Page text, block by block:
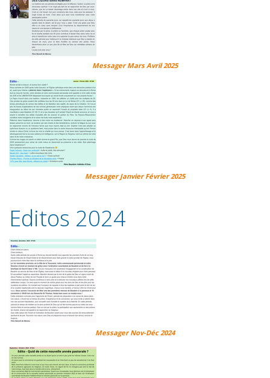
Messager Mars Avril 2025
Messager Janvier Février 2025
Editos 2024
Messager Nov-Déc 2024